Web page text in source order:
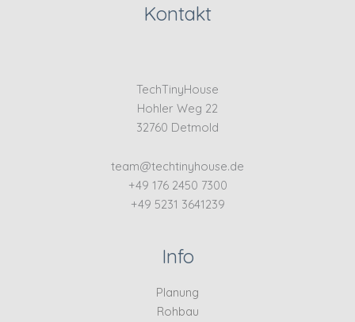
Kontakt
TechTinyHouse
Hohler Weg 22
32760 Detmold
team@techtinyhouse.de
+49 176 2450 7300
+49 5231 3641239
Info
Planung
Rohbau